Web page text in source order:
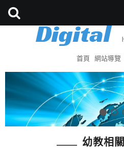
首頁 網站導覽
幼教相